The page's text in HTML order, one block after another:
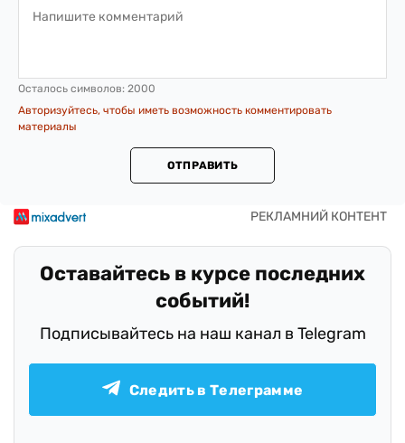
Осталось символов: 2000
Авторизуйтесь, чтобы иметь возможность комментировать
материалы
ОТПРАВИТЬ
Оставайтесь в курсе последних
событий!
Подписывайтесь на наш канал в Telegram
Следить в Телеграмме